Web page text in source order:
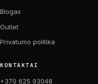
Blogas
Outlet
Privatumo politika
KONTAKTAI
+370 625 93048